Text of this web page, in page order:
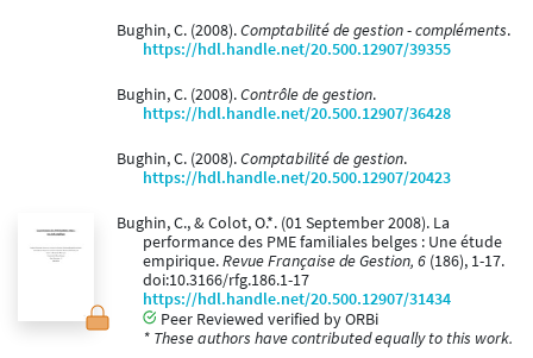
Bughin, C. (2008).Comptabilité de gestion - compléments.
https://hdl.handle.net/20.500.12907/39355
Bughin, C. (2008).Contrôle de gestion.
https://hdl.handle.net/20.500.12907/36428
Bughin, C. (2008).Comptabilité de gestion.
https://hdl.handle.net/20.500.12907/20423
Bughin, C., & Colot, O.*. (01 September 2008). La
performance des PME familiales belges : Une étude
empirique.Revue Française de Gestion, 6 (186), 1-17.
doi:10.3166/rfg.186.1-17
https://hdl.handle.net/20.500.12907/31434
Peer Reviewed verified by ORBi
* These authors have contributed equally to this work.